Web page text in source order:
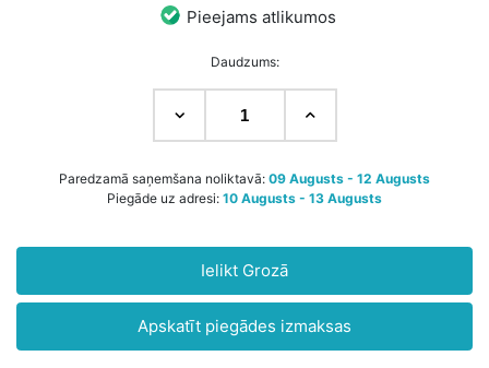
Pieejams atlikumos
Daudzums:
Paredzamā saņemšana noliktavā: 09 Augusts - 12 Augusts
Piegāde uz adresi: 10 Augusts - 13 Augusts
Ielikt Grozā
Apskatīt piegādes izmaksas